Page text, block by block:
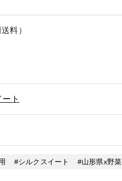
料）
ト
シルクスイート 山形県x野菜